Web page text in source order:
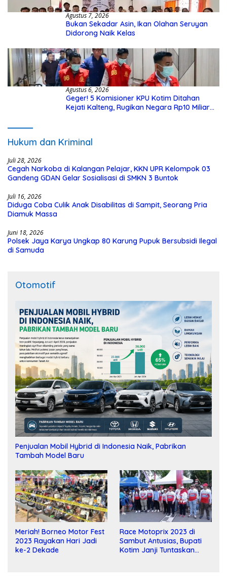
Agustus 7, 2026
Bukan Sekadar Asin, Ikan Olahan Seruyan
Didorong Naik Kelas
Agustus 6, 2026
Geger! 5 Komisioner KPU Kotim Ditahan
Kejati Kalteng, Rugikan Negara Rp10 Miliar
Hukum dan Kriminal
Juli 28, 2026
Cegah Narkoba di Kalangan Pelajar, KKN UPR Kelompok 03
Gandeng GDAN Gelar Sosialisasi di SMKN 3 Buntok
Juli 16, 2026
Diduga Coba Culik Anak Disabilitas di Sampit, Seorang Pria
Diamuk Massa
Juni 18, 2026
Polsek Jaya Karya Ungkap 80 Karung Pupuk Bersubsidi Ilegal
di Samuda
Otomotif
Penjualan Mobil Hybrid di Indonesia Naik, Pabrikan
Tambah Model Baru
Meriah! Borneo Motor Fest
2023 Rayakan Hari Jadi
ke-2 Dekade
Race Motoprix 2023 di
Sambut Antusias, Bupati
Kotim Janji Tuntaskan